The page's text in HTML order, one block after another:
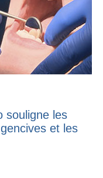
souligne les
et les